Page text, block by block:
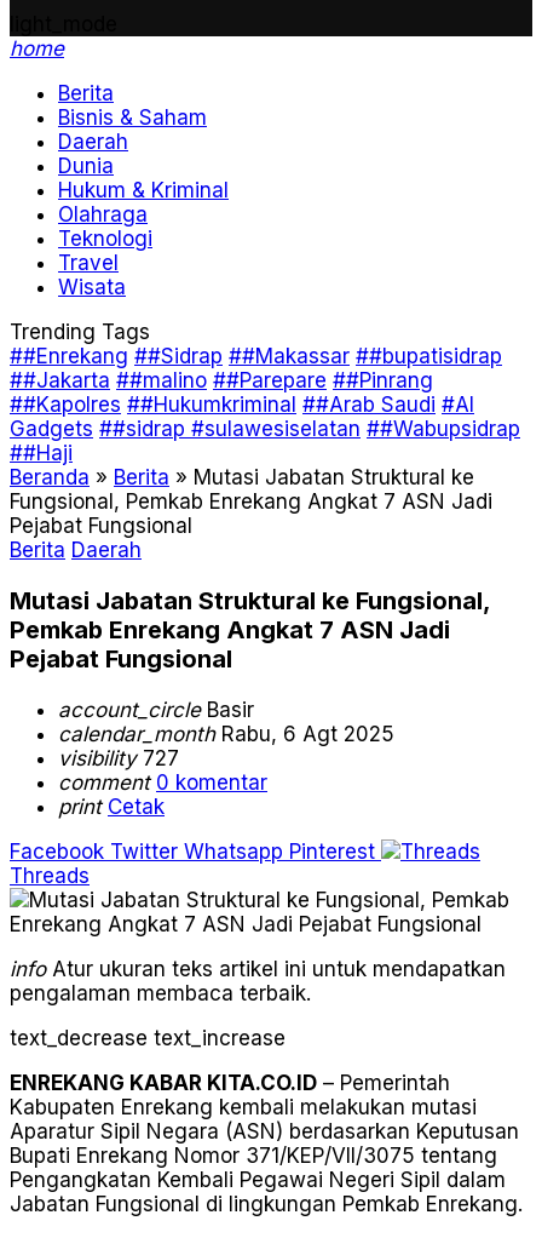
home
Berita
Bisnis & Saham
Daerah
Dunia
Hukum & Kriminal
Olahraga
Teknologi
Travel
Wisata
Trending Tags
##Enrekang ##Sidrap ##Makassar ##bupatisidrap
##Jakarta ##malino ##Parepare ##Pinrang
##Kapolres ##Hukumkriminal ##Arab Saudi #AI
Gadgets ##sidrap #sulawesiselatan ##Wabupsidrap
##Haji
Beranda » Berita » Mutasi Jabatan Struktural ke
Fungsional, Pemkab Enrekang Angkat 7 ASN Jadi
Pejabat Fungsional
Berita Daerah
Mutasi Jabatan Struktural ke Fungsional,
Pemkab Enrekang Angkat 7 ASN Jadi
Pejabat Fungsional
account_circleBasir
calendar_monthRabu, 6 Agt 2025
visibility727
comment 0 komentar
print Cetak
Facebook Twitter Whatsapp Pinterest
Threads
infoAtur ukuran teks artikel ini untuk mendapatkan
pengalaman membaca terbaik.
text_decrease text_increase
ENREKANG KABAR KITA.CO.ID – Pemerintah
Kabupaten Enrekang kembali melakukan mutasi
Aparatur Sipil Negara (ASN) berdasarkan Keputusan
Bupati Enrekang Nomor 371/KEP/VII/3075 tentang
Pengangkatan Kembali Pegawai Negeri Sipil dalam
Jabatan Fungsional di lingkungan Pemkab Enrekang.